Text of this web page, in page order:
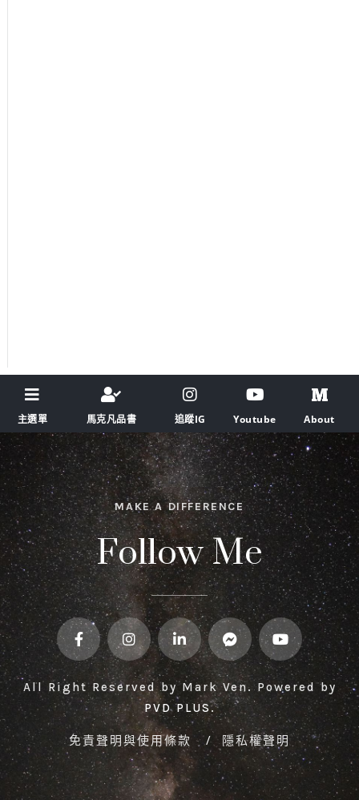
主選單 馬克凡品書 追蹤IG Youtube About
MAKE A DIFFERENCE
Follow Me
All Right Reserved by Mark Ven. Powered by
PVD PLUS.
免責聲明與使用條款/ 隱私權聲明